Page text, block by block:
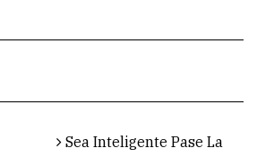
Sea Inteligente Pase La